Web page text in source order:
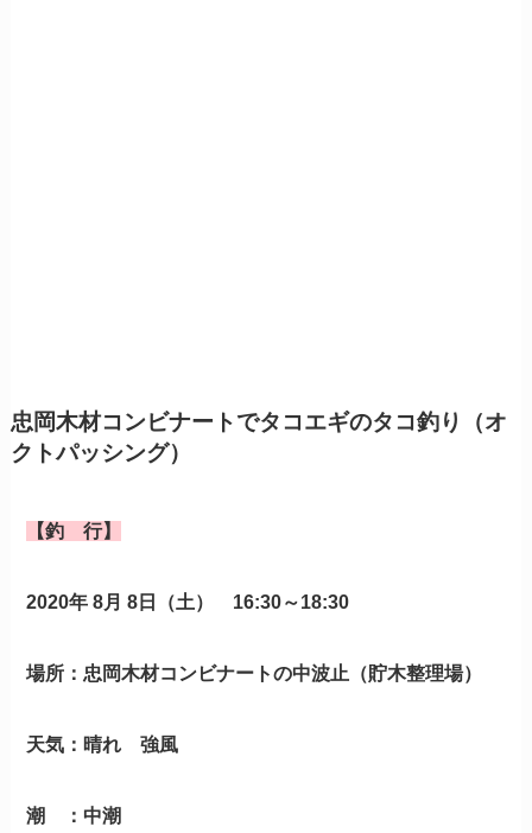
忠岡木材コンビナートでタコエギのタコ釣り（オ
クトパッシング）
【釣 行】
2020年 8月 8日（土） 16:30～18:30
場所：忠岡木材コンビナートの中波止（貯木整理場）
天気：晴れ 強風
潮 ：中潮